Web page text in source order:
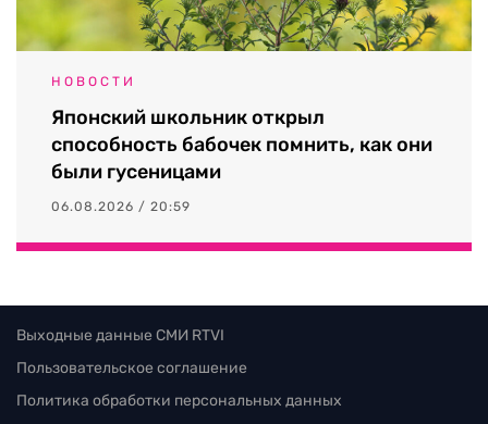
НОВОСТИ
Японский школьник открыл
способность бабочек помнить, как они
были гусеницами
06.08.2026 / 20:59
Выходные данные СМИ RTVI
Пользовательское соглашение
Политика обработки персональных данных